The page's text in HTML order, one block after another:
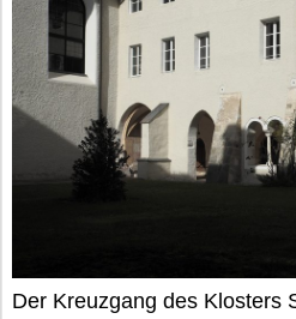
Der Kreuzgang des Klosters